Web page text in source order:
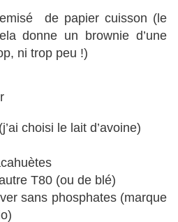
de papier cuisson (le
donne un brownie d’une
ni trop peu !)
choisi le lait d’avoine)
T80 (ou de blé)
sans phosphates (marque